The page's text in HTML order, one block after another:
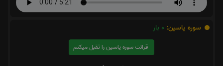
سوره یاسین: 0 بار
قرائت سوره یاسین را تقبل میکنم